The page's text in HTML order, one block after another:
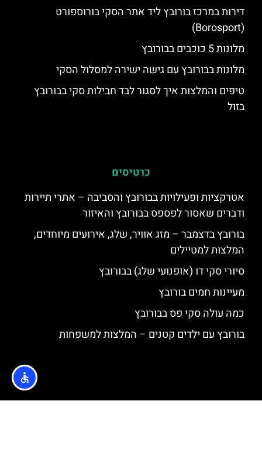
דירות במרכז בורובץ ליד אתר הסקי בורוספורט
(Borosport)
מלונות 5 כוכבים בבורובץ
מלונות בבורובץ עם גישה ישירה למסלול הסקי
טיפים והמלצות איך לסגור לבד חבילות סקי בבורובץ
בזול
כרטיסים
אטרקציות ופעילויות בבורובץ והסביבה – אתרי תיירות
ודברים שאסור לפספס בבורובץ והאיזור
בורובץ בדצמבר – מזג אוויר, שלג, אירועים מיוחדים,
המלצות למטיילים
סיורי סקי דו (אופנועי שלג) בבורובץ
מעיינות חמים בורובץ
כמה עולה סקי פס בבורובץ
בורובץ עם ילדים קטנים – המלצות למשפחות